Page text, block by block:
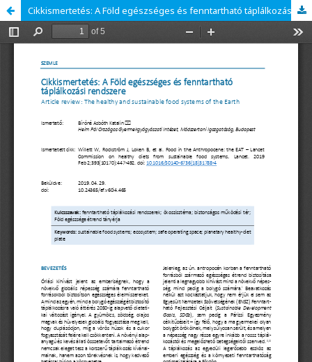
Cikkismertetés: A Föld egészséges és fenntartható táplálkozási rendszere